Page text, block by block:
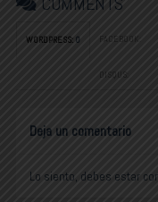
WORDPRESS: 0 FACEBOOK:
DISQUS:
Deja un comentario
Lo siento, debes estar